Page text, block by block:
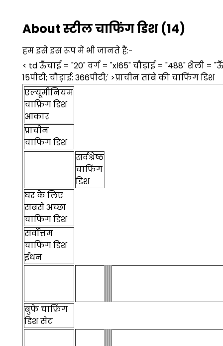
About स्टील चाफिंग डिश (14)
हम इसे इस रूप में भी जानते हैं:-
< td ऊँचाई = "20" वर्ग = "xl65" चौड़ाई = "488" शैली
15पीटी; चौड़ाई: 366पीटी;' >प्राचीन तांबे की चाफिंग डिश
एल्यूमीनियम
चाफ़िंग डिश
आकार
प्राचीन
चाफिंग डिश
सर्वश्रेष्ठ
चाफिंग
डिश
घर के लिए
सबसे अच्छा
चाफिंग डिश
सर्वोत्तम
चाफिंग डिश
ईंधन
बुफे चाफ़िंग
डिश सेट